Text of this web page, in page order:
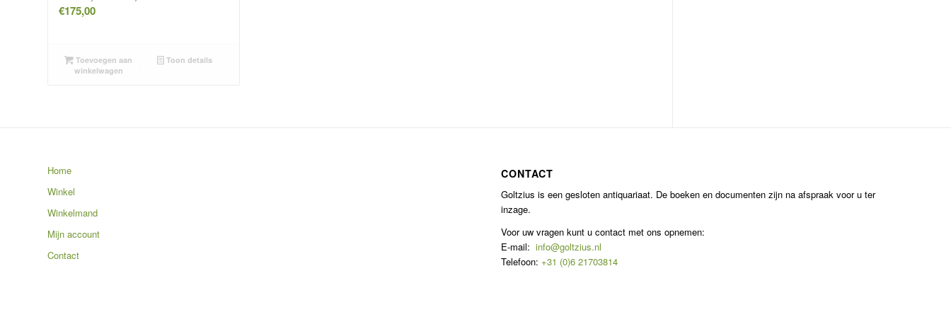
€175,00
Toevoegen aan
winkelwagen
Toon details
Home
Winkel
Winkelmand
Mijn account
Contact
CONTACT
Goltzius is een gesloten antiquariaat. De boeken en documenten zijn na afspraak voor u ter
inzage.
Voor uw vragen kunt u contact met ons opnemen:
E-mail:info@goltzius.nl
Telefoon: +31 (0)6 21703814